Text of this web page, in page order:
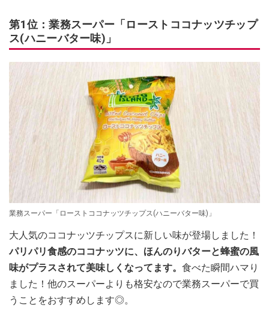
第1位：業務スーパー「ローストココナッツチップ
ス(ハニーバター味)」
業務スーパー「ローストココナッツチップス(ハニーバター味)」
大人気のココナッツチップスに新しい味が登場しました！
パリパリ食感のココナッツに、ほんのりバターと蜂蜜の風
味がプラスされて美味しくなってます。 食べた瞬間ハマり
ました！他のスーパーよりも格安なので業務スーパーで買
うことをおすすめします◎。